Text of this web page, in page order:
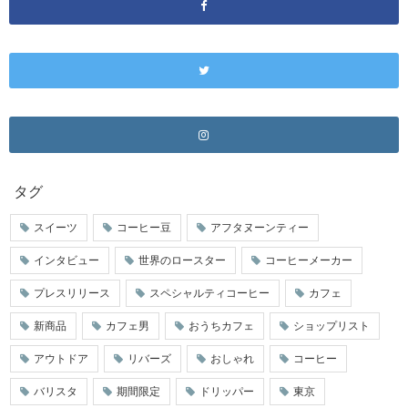
タグ
スイーツ コーヒー豆 アフタヌーンティー
インタビュー 世界のロースター コーヒーメーカー
プレスリリース スペシャルティコーヒー カフェ
新商品 カフェ男 おうちカフェ ショップリスト
アウトドア リバーズ おしゃれ コーヒー
バリスタ 期間限定 ドリッパー 東京